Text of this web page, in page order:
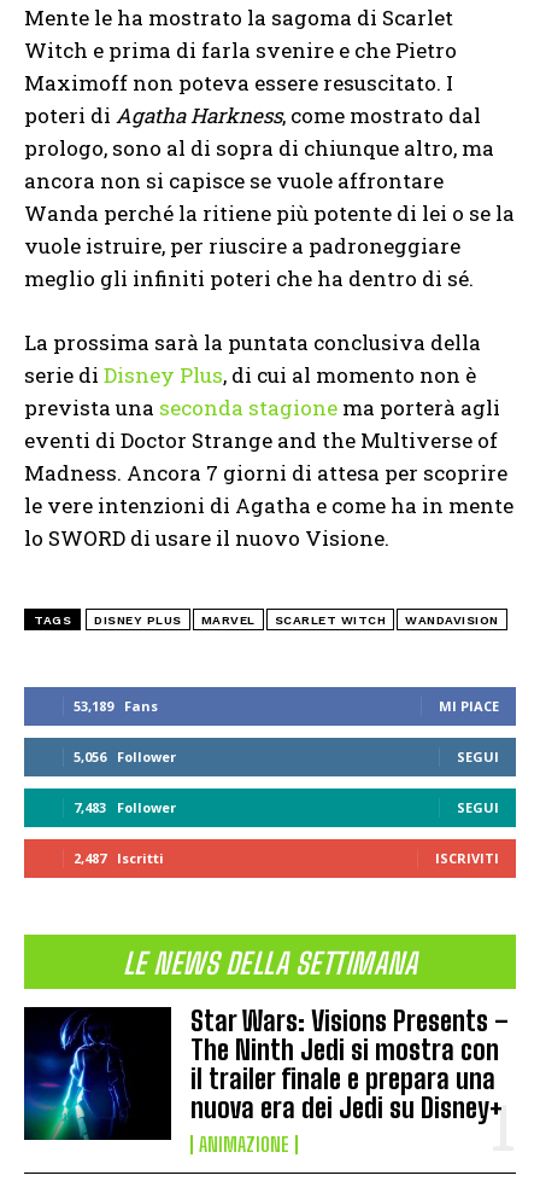
53,189 Fans MI PIACE
5,056 Follower SEGUI
7,483 Follower SEGUI
2,487 Iscritti ISCRIVITI
LE NEWS DELLA SETTIMANA
Star Wars: Visions Presents –
The Ninth Jedi si mostra con
il trailer finale e prepara una
nuova era dei Jedi su Disney+
ANIMAZIONE
Mente le ha mostrato la sagoma di Scarlet
Witch e prima di farla svenire e che Pietro
Maximoff non poteva essere resuscitato. I
poteri di Agatha Harkness, come mostrato dal
prologo, sono al di sopra di chiunque altro, ma
ancora non si capisce se vuole affrontare
Wanda perché la ritiene più potente di lei o se la
vuole istruire, per riuscire a padroneggiare
meglio gli infiniti poteri che ha dentro di sé.
La prossima sarà la puntata conclusiva della
serie di Disney Plus, di cui al momento non è
prevista una seconda stagione ma porterà agli
eventi di Doctor Strange and the Multiverse of
Madness. Ancora 7 giorni di attesa per scoprire
le vere intenzioni di Agatha e come ha in mente
lo SWORD di usare il nuovo Visione.
TAGS DISNEY PLUS MARVEL SCARLET WITCH WANDAVISION